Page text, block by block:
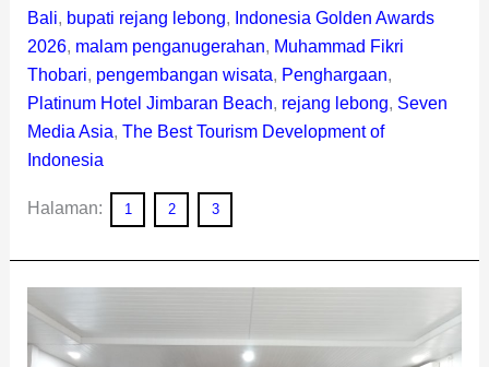
Bali, bupati rejang lebong, Indonesia Golden Awards
2026, malam penganugerahan, Muhammad Fikri
Thobari, pengembangan wisata, Penghargaan,
Platinum Hotel Jimbaran Beach, rejang lebong, Seven
Media Asia, The Best Tourism Development of
Indonesia
Halaman: 1 2 3
Kapolres
Rejang
Lebong